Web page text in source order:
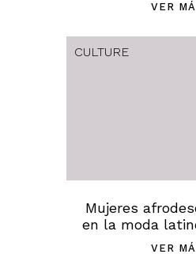
VER
CULTURE
Mujeres
en la moda
VER